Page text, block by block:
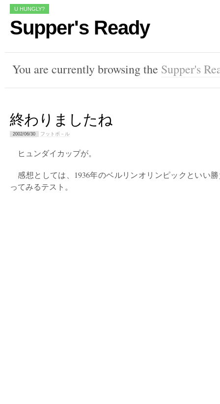
U HUNGLY?
Supper's Ready
You are currently browsing the Supper's
終わりましたね
2002/06/30 フットボ－ル
ヒュンダイカップが。
感想としては、1936年のベルリンオリンピックといい
ってみるテスト。